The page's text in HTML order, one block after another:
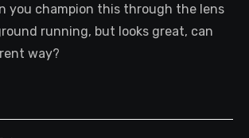
you champion this through the lens
running, but looks great, can
way?